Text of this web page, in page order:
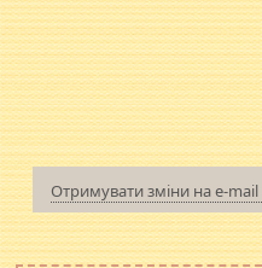
Отримувати зміни на e-mail